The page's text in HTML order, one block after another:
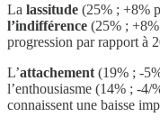
La lassitude (25% ; +8%
l’indifférence (25% ;
progression par rapport à
L’attachement (19% ; -
l’enthousiasme (14% ; -4/
connaissent une baisse